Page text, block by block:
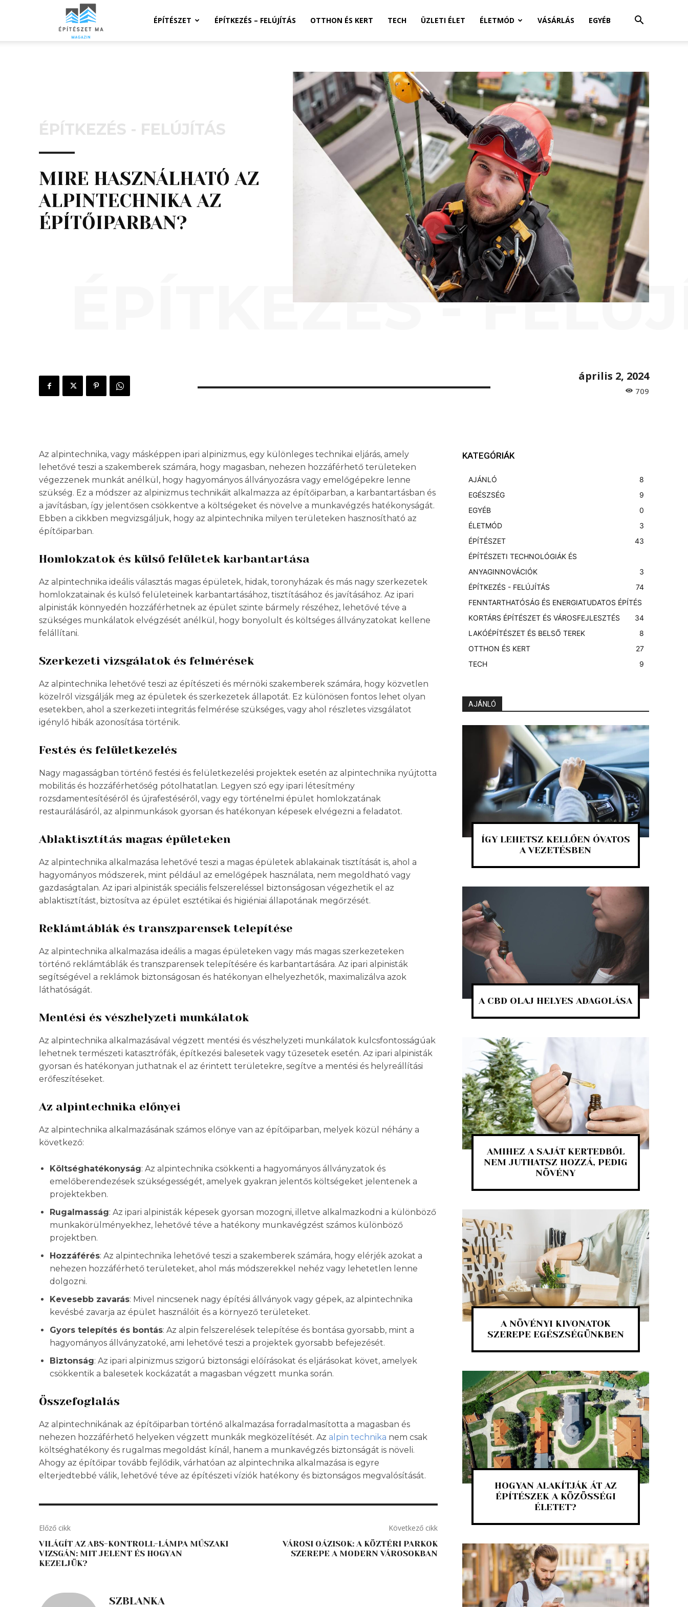
ÉpíteszetiÉPÍTÉSZET ÉPÍTKEZÉS – FELÚJÍTÁS OTTHON ÉS KERT TECH ÜZLETI ÉLET ÉLETMÓD VÁSÁRLÁS EGYÉB
ÉPÍTKEZÉS - FELÚJÍTÁS
MIRE HASZNÁLHATÓ AZ
ALPINTECHNIKA AZ
ÉPÍTŐIPARBAN?
ÉPÍTKEZÉS -
április 2, 2024
709
Az alpintechnika, vagy másképpen ipari alpinizmus, egy különleges technikai eljárás, amely
lehetővé teszi a szakemberek számára, hogy magasban, nehezen hozzáférhető területeken
végezzenek munkát anélkül, hogy hagyományos állványozásra vagy emelőgépekre lenne
szükség. Ez a módszer az alpinizmus technikáit alkalmazza az építőiparban, a karbantartásban és
a javításban, így jelentősen csökkentve a költségeket és növelve a munkavégzés hatékonyságát.
Ebben a cikkben megvizsgáljuk, hogy az alpintechnika milyen területeken hasznosítható az
építőiparban.
Homlokzatok és külső felületek karbantartása
Az alpintechnika ideális választás magas épületek, hidak, toronyházak és más nagy szerkezetek
homlokzatainak és külső felületeinek karbantartásához, tisztításához és javításához. Az ipari
alpinisták könnyedén hozzáférhetnek az épület szinte bármely részéhez, lehetővé téve a
szükséges munkálatok elvégzését anélkül, hogy bonyolult és költséges állványzatokat kellene
felállítani.
Szerkezeti vizsgálatok és felmérések
Az alpintechnika lehetővé teszi az építészeti és mérnöki szakemberek számára, hogy közvetlen
közelről vizsgálják meg az épületek és szerkezetek állapotát. Ez különösen fontos lehet olyan
esetekben, ahol a szerkezeti integritás felmérése szükséges, vagy ahol részletes vizsgálatot
igénylő hibák azonosítása történik.
Festés és felületkezelés
Nagy magasságban történő festési és felületkezelési projektek esetén az alpintechnika nyújtotta
mobilitás és hozzáférhetőség pótolhatatlan. Legyen szó egy ipari létesítmény
rozsdamentesítéséről és újrafestéséről, vagy egy történelmi épület homlokzatának
restaurálásáról, az alpinmunkások gyorsan és hatékonyan képesek elvégezni a feladatot.
Ablaktisztítás magas épületeken
Az alpintechnika alkalmazása lehetővé teszi a magas épületek ablakainak tisztítását is, ahol a
hagyományos módszerek, mint például az emelőgépek használata, nem megoldható vagy
gazdaságtalan. Az ipari alpinisták speciális felszereléssel biztonságosan végezhetik el az
ablaktisztítást, biztosítva az épület esztétikai és higiéniai állapotának megőrzését.
Reklámtáblák és transzparensek telepítése
Az alpintechnika alkalmazása ideális a magas épületeken vagy más magas szerkezeteken
történő reklámtáblák és transzparensek telepítésére és karbantartására. Az ipari alpinisták
segítségével a reklámok biztonságosan és hatékonyan elhelyezhetők, maximalizálva azok
láthatóságát.
Mentési és vészhelyzeti munkálatok
Az alpintechnika alkalmazásával végzett mentési és vészhelyzeti munkálatok kulcsfontosságúak
lehetnek természeti katasztrófák, építkezési balesetek vagy tűzesetek esetén. Az ipari alpinisták
gyorsan és hatékonyan juthatnak el az érintett területekre, segítve a mentési és helyreállítási
erőfeszítéseket.
Az alpintechnika előnyei
Az alpintechnika alkalmazásának számos előnye van az építőiparban, melyek közül néhány a
következő:
Költséghatékonyság: Az alpintechnika csökkenti a hagyományos állványzatok és
emelőberendezések szükségességét, amelyek gyakran jelentős költségeket jelentenek a
projektekben.
Rugalmasság: Az ipari alpinisták képesek gyorsan mozogni, illetve alkalmazkodni a különböző
munkakörülményekhez, lehetővé téve a hatékony munkavégzést számos különböző
projektben.
Hozzáférés: Az alpintechnika lehetővé teszi a szakemberek számára, hogy elérjék azokat a
nehezen hozzáférhető területeket, ahol más módszerekkel nehéz vagy lehetetlen lenne
dolgozni.
Kevesebb zavarás: Mivel nincsenek nagy építési állványok vagy gépek, az alpintechnika
kevésbé zavarja az épület használóit és a környező területeket.
Gyors telepítés és bontás: Az alpin felszerelések telepítése és bontása gyorsabb, mint a
hagyományos állványzatoké, ami lehetővé teszi a projektek gyorsabb befejezését.
Biztonság: Az ipari alpinizmus szigorú biztonsági előírásokat és eljárásokat követ, amelyek
csökkentik a balesetek kockázatát a magasban végzett munka során.
Összefoglalás
Az alpintechnikának az építőiparban történő alkalmazása forradalmasította a magasban és
nehezen hozzáférhető helyeken végzett munkák megközelítését. Az alpin technika nem csak
költséghatékony és rugalmas megoldást kínál, hanem a munkavégzés biztonságát is növeli.
Ahogy az építőipar tovább fejlődik, várhatóan az alpintechnika alkalmazása is egyre
elterjedtebbé válik, lehetővé téve az építészeti víziók hatékony és biztonságos megvalósítását.
Előző cikk
VILÁGÍT AZ ABS-KONTROLL-LÁMPA MŰSZAKI
VIZSGÁN: MIT JELENT ÉS HOGYAN
KEZELJÜK?
Következő cikk
VÁROSI OÁZISOK: A KÖZTÉRI PARKOK
SZEREPE A MODERN VÁROSOKBAN
SZBLANKA
KATEGÓRIÁK
AJÁNLÓ
8
EGÉSZSÉG
9
EGYÉB
0
ÉLETMÓD
3
ÉPÍTÉSZET
43
ÉPÍTÉSZETI TECHNOLÓGIÁK ÉS
ANYAGINNOVÁCIÓK
3
ÉPÍTKEZÉS - FELÚJÍTÁS
74
FENNTARTHATÓSÁG ÉS ENERGIATUDATOS ÉPÍTÉS
4
KORTÁRS ÉPÍTÉSZET ÉS VÁROSFEJLESZTÉS
3
LAKÓÉPÍTÉSZET ÉS BELSŐ TEREK
8
OTTHON ÉS KERT
27
TECH
9
AJÁNLÓ
ÍGY LEHETSZ KELLŐEN ÓVATOS
A VEZETÉSBEN
A CBD OLAJ HELYES ADAGOLÁSA
AMIHEZ A SAJÁT KERTEDBŐL
NEM JUTHATSZ HOZZÁ, PEDIG
NÖVÉNY
A NÖVÉNYI KIVONATOK
SZEREPE EGÉSZSÉGÜNKBEN
HOGYAN ALAKÍTJÁK ÁT AZ
ÉPÍTÉSZEK A KÖZÖSSÉGI
ÉLETET?